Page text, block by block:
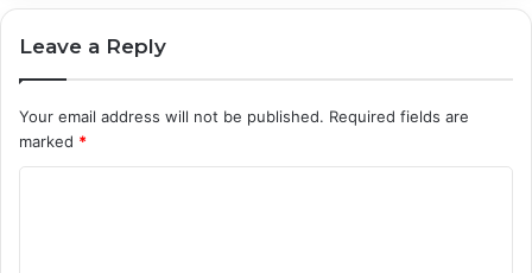
Leave a Reply
Your email address will not be published. Required fields are
marked *